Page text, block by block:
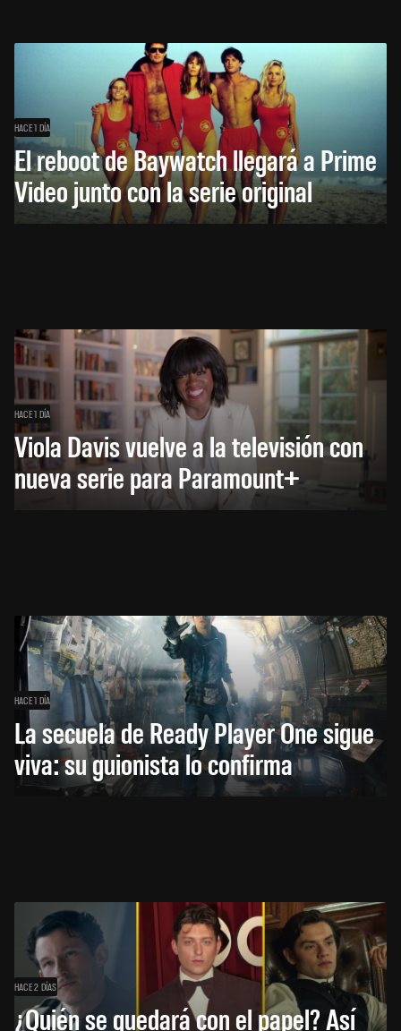
HACE 1 DÍA
El reboot de Baywatch llegará a Prime
Video junto con la serie original
HACE 1 DÍA
Viola Davis vuelve a la televisión con
nueva serie para Paramount+
HACE 1 DÍA
La secuela de Ready Player One sigue
viva: su guionista lo confirma
HACE 2 DÍAS
¿Quién se quedará con el papel? Así